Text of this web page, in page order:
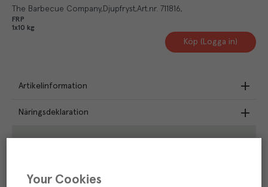
The Barbecue Company Djupfryst Art.nr. 711816
FRP
1x10 kg
Köp (Logga in)
Artikelinformation
Näringsdeklaration
utsläppen av 3.1 kg koldioxid.
Your Cookies